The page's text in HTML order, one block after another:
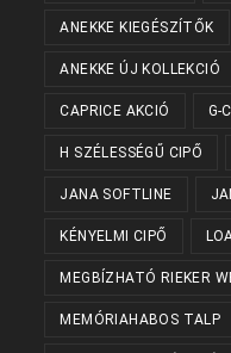
ANEKKE KIEGÉSZÍTŐK
ANEKKE ÚJ KOLLEKCIÓ
CAPRICE AKCIÓ G-
H SZÉLESSÉGŰ CIPŐ
JANA SOFTLINE
KÉNYELMI CIPŐ
MEGBÍZHATÓ RIEKER
MEMÓRIAHABOS TALP